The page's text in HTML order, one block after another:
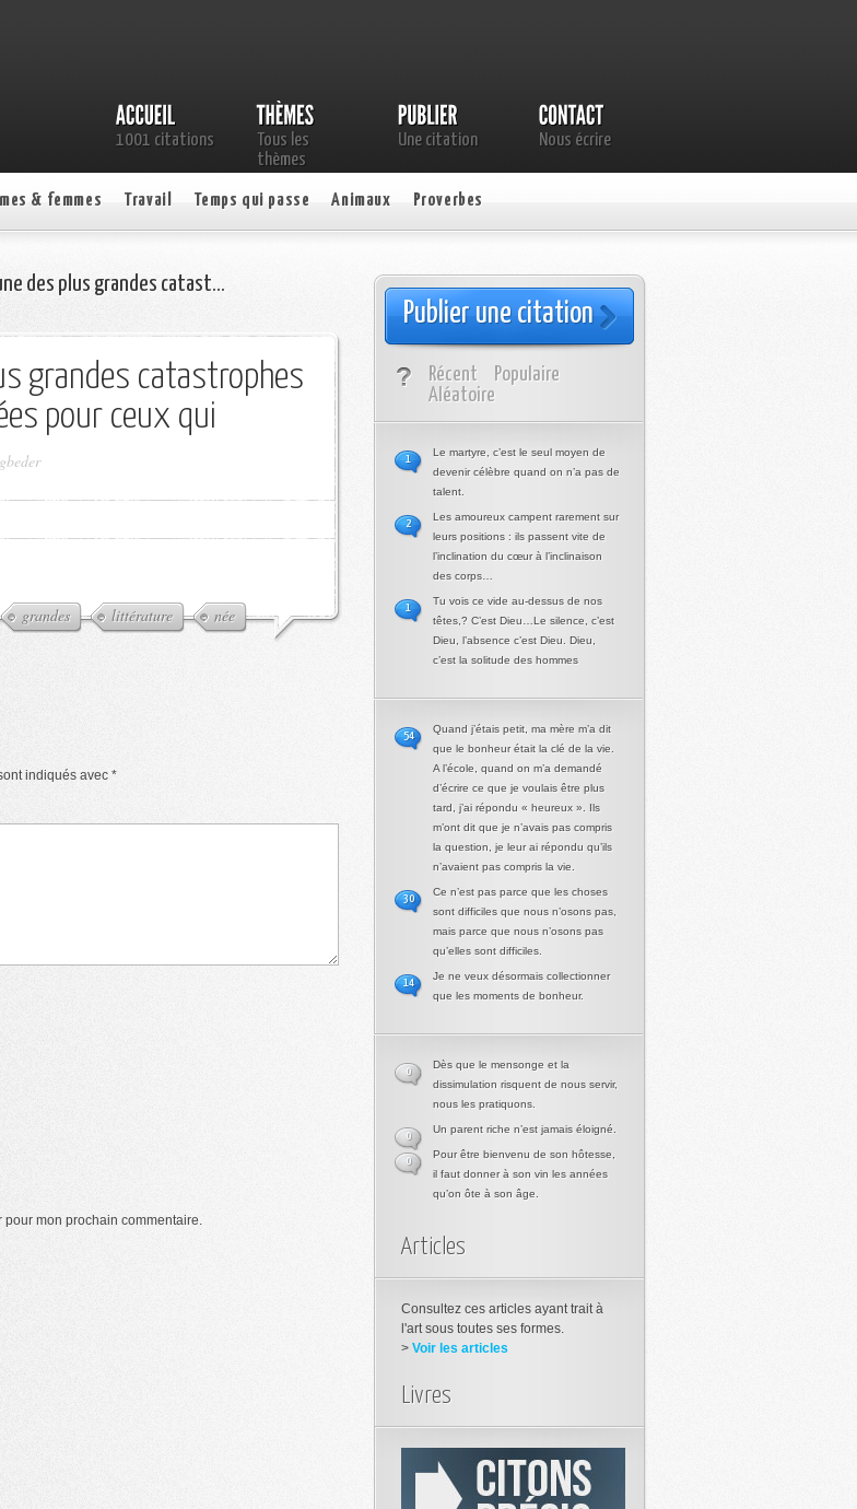
1001 citations
Tous les
thèmes
Une citation Nous écrire
& femmes Travail Temps qui passe Animaux Proverbes
des plus grandes catast…
grandes catastrophes
pour ceux qui
grandes littérature née
indiqués avec *
pour mon prochain commentaire.
Publier une citation
Récent
Populaire
Aléatoire
Le martyre, c’est le seul moyen de
devenir célèbre quand on n’a pas de
talent.
1
Les amoureux campent rarement sur
leurs positions : ils passent vite de
l’inclination du cœur à l’inclinaison
des corps…
2
Tu vois ce vide au-dessus de nos
têtes,? C’est Dieu…Le silence, c’est
Dieu, l’absence c’est Dieu. Dieu,
c’est la solitude des hommes
1
Quand j’étais petit, ma mère m’a dit
que le bonheur était la clé de la vie.
A l’école, quand on m’a demandé
d’écrire ce que je voulais être plus
tard, j’ai répondu « heureux ». Ils
m’ont dit que je n’avais pas compris
la question, je leur ai répondu qu’ils
n’avaient pas compris la vie.
54
Ce n’est pas parce que les choses
sont difficiles que nous n’osons pas,
mais parce que nous n’osons pas
qu’elles sont difficiles.
30
Je ne veux désormais collectionner
que les moments de bonheur.
14
Dès que le mensonge et la
dissimulation risquent de nous servir,
nous les pratiquons.
0
Un parent riche n’est jamais éloigné.
0
Pour être bienvenu de son hôtesse,
il faut donner à son vin les années
qu’on ôte à son âge.
0
Articles
Consultez ces articles ayant trait à
l'art sous toutes ses formes.
> Voir les articles
Livres